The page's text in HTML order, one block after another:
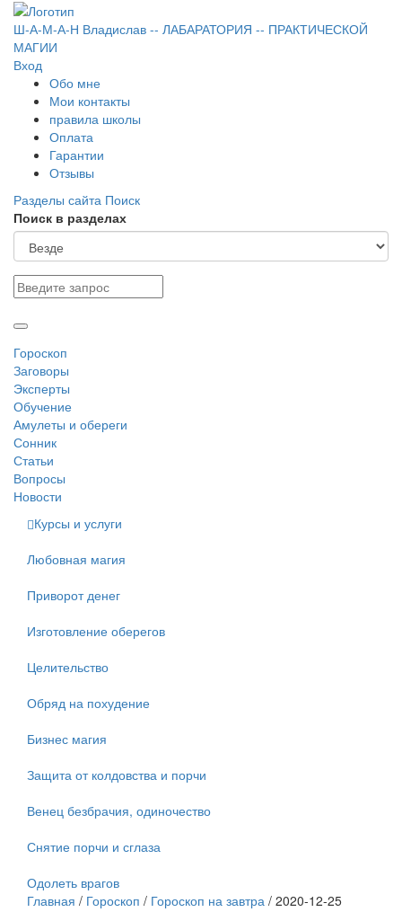
Ш-А-М-А-Н Владислав -- ЛАБАРАТОРИЯ -- ПРАКТИЧЕСКОЙ
МАГИИ
Вход
Обо мне
Мои контакты
правила школы
Оплата
Гарантии
Отзывы
Разделы сайта Поиск
Поиск в разделах
Гороскоп
Заговоры
Эксперты
Обучение
Амулеты и обереги
Сонник
Статьи
Вопросы
Новости
Курсы и услуги
Любовная магия
Приворот денег
Изготовление оберегов
Целительство
Обряд на похудение
Бизнес магия
Защита от колдовства и порчи
Венец безбрачия, одиночество
Снятие порчи и сглаза
Одолеть врагов
Главная / Гороскоп / Гороскоп на завтра / 2020-12-25